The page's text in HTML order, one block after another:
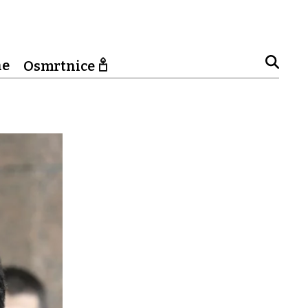
Osmrtnice